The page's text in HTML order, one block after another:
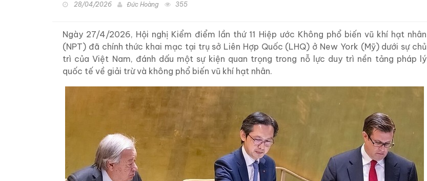
28/04/2026 Đức Hoàng 355
Ngày 27/4/2026, Hội nghị Kiểm điểm lần thứ 11 Hiệp ước Không phổ biến vũ khí hạt nhân
(NPT) đã chính thức khai mạc tại trụ sở Liên Hợp Quốc (LHQ) ở New York (Mỹ) dưới sự chủ
trì của Việt Nam, đánh dấu một sự kiện quan trọng trong nỗ lực duy trì nền tảng pháp lý
quốc tế về giải trừ và không phổ biến vũ khí hạt nhân.